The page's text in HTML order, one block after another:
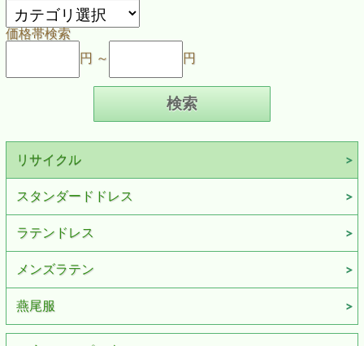
価格帯検索
円 ～
円
リサイクル
スタンダードドレス
ラテンドレス
メンズラテン
燕尾服